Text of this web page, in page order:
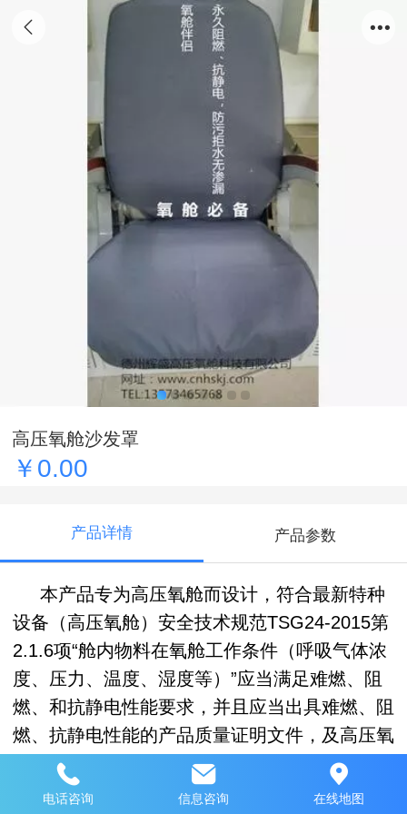
高压氧舱沙发罩
￥0.00
产品详情 产品参数
本产品专为高压氧舱而设计，符合最新特种
设备（高压氧舱）安全技术规范TSG24-2015第
2.1.6项“舱内物料在氧舱工作条件（呼吸气体浓
度、压力、温度、湿度等）”应当满足难燃、阻
燃、和抗静电性能要求，并且应当出具难燃、阻
燃、抗静电性能的产品质量证明文件，及高压氧
舱临床应用技术规范4-3-2标准。国家氧舱
GB/12130-2005舱内包裹面料应经耐燃处理。
电话咨询 信息咨询 在线地图